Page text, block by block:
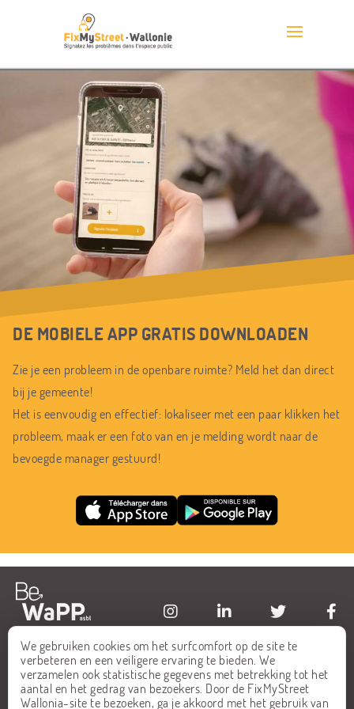
We gebruiken cookies om het surfcomfort op de site te
verbeteren en een veiligere ervaring te bieden. We
verzamelen ook statistische gegevens met betrekking tot het
aantal en het gedrag van bezoekers. Door de FixMyStreet
Wallonia-site te bezoeken, ga je akkoord met het gebruik van
DE MOBIELE APP GRATIS DOWNLOADEN
Zie je een probleem in de openbare ruimte? Meld het dan direct
bij je gemeente!
Het is eenvoudig en effectief: lokaliseer met een paar klikken het
probleem, maak er een foto van en je melding wordt naar de
bevoegde manager gestuurd!
HOME
ALLE MELDINGEN
FAQ
CONTACT